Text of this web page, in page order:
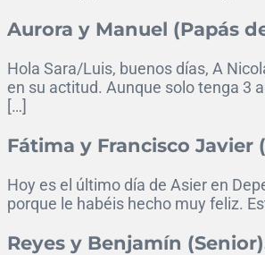
Aurora y Manuel (Papás
Hola Sara/Luis, buenos días, A
en su actitud. Aunque solo tenga 3
[…]
Fátima y Francisco Javier
Hoy es el último día de Asier en
porque le habéis hecho muy feliz.
Reyes y Benjamín